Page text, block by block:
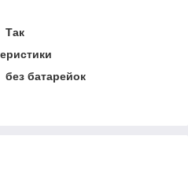
Так
без батарейок